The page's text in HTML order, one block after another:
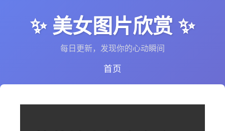
✨ 美女图片欣赏 ✨
每日更新，发现你的心动瞬间
首页